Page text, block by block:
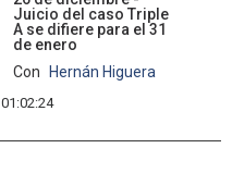
Juicio del caso Triple
A se difiere para el 31
de enero
Con
Hernán Higuera
01:02:24